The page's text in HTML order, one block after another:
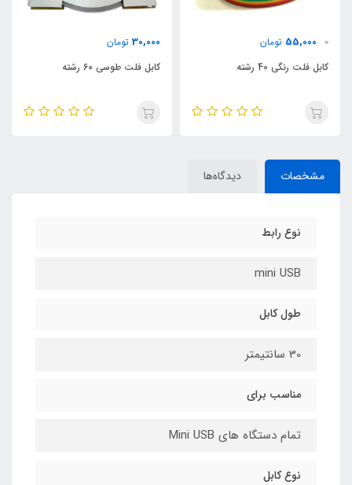
0
55,000 تومان
کابل فلت رنگی 40 رشته
30,000 تومان
کابل فلت طوسی 60 رشته
مشخصات دیدگاه‌ها
نوع رابط
mini USB
طول کابل
30 سانتیمتر
مناسب برای
تمام دستگاه های Mini USB
نوع کابل